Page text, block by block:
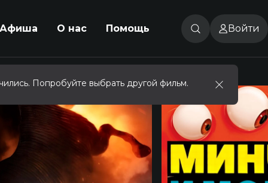
Афиша О нас Помощь Войти
Попробуйте выбрать другой фильм.